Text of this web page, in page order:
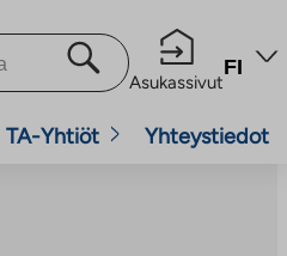
Asukassivut
FI
TA-Yhtiöt Yhteystiedot